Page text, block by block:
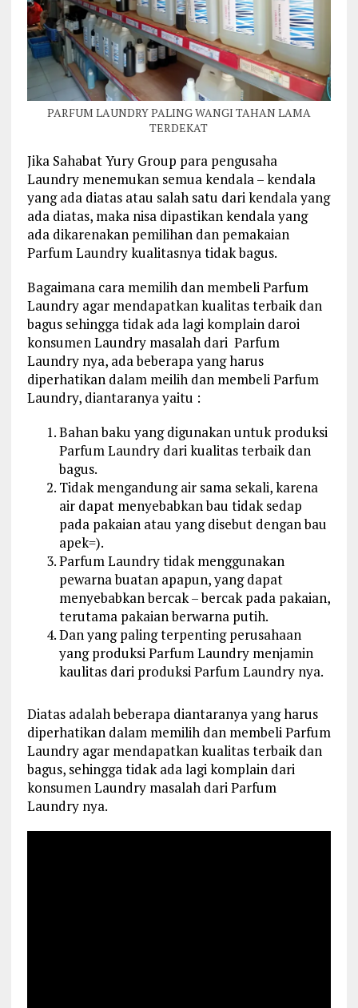
PARFUM LAUNDRY PALING WANGI TAHAN LAMA
TERDEKAT
Jika Sahabat Yury Group para pengusaha
Laundry menemukan semua kendala – kendala
yang ada diatas atau salah satu dari kendala yang
ada diatas, maka nisa dipastikan kendala yang
ada dikarenakan pemilihan dan pemakaian
Parfum Laundry kualitasnya tidak bagus.
Bagaimana cara memilih dan membeli Parfum
Laundry agar mendapatkan kualitas terbaik dan
bagus sehingga tidak ada lagi komplain daroi
konsumen Laundry masalah dari Parfum
Laundry nya, ada beberapa yang harus
diperhatikan dalam meilih dan membeli Parfum
Laundry, diantaranya yaitu :
Bahan baku yang digunakan untuk produksi
Parfum Laundry dari kualitas terbaik dan
bagus.
Tidak mengandung air sama sekali, karena
air dapat menyebabkan bau tidak sedap
pada pakaian atau yang disebut dengan bau
apek=).
Parfum Laundry tidak menggunakan
pewarna buatan apapun, yang dapat
menyebabkan bercak – bercak pada pakaian,
terutama pakaian berwarna putih.
Dan yang paling terpenting perusahaan
yang produksi Parfum Laundry menjamin
kaulitas dari produksi Parfum Laundry nya.
Diatas adalah beberapa diantaranya yang harus
diperhatikan dalam memilih dan membeli Parfum
Laundry agar mendapatkan kualitas terbaik dan
bagus, sehingga tidak ada lagi komplain dari
konsumen Laundry masalah dari Parfum
Laundry nya.